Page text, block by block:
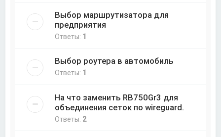
Выбор маршрутизатора для
предприятия
Ответы: 1
Выбор роутера в автомобиль
Ответы: 1
На что заменить RB750Gr3 для
объединения сеток по wireguard.
Ответы: 2